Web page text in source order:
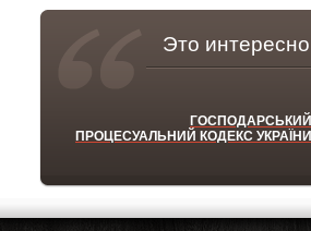
Это интересно
ГОСПОДАРСЬКИЙ
ПРОЦЕСУАЛЬНИЙ КОДЕКС УКРАЇНИ